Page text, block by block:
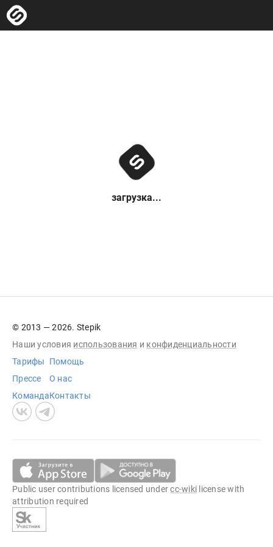
загрузка...
© 2013 — 2026. Stepik
Наши условия использования и конфиденциальности
Тарифы
Прессе
Команда
Помощь
О нас
Контакты
Public user contributions licensed undercc-wiki license with
attribution required